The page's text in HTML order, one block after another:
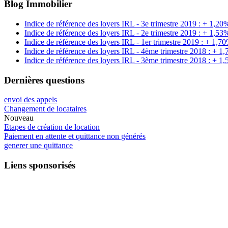
Blog Immobilier
Indice de référence des loyers IRL - 3e trimestre 2019 : +
Indice de référence des loyers IRL - 2e trimestre 2019 : +
Indice de référence des loyers IRL - 1er trimestre 2019 : +
Indice de référence des loyers IRL - 4ème trimestre 2018 : +
Indice de référence des loyers IRL - 3ème trimestre 2018 : +
Dernières questions
envoi des appels
Changement de locataires
Nouveau
Etapes de création de location
Paiement en attente et quittance non générés
generer une quittance
Liens sponsorisés